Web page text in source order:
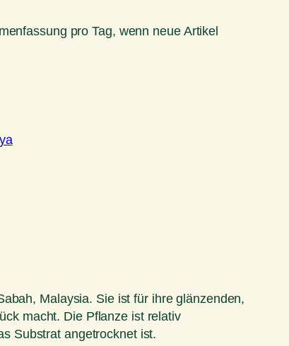
pro Tag, wenn neue Artikel
Malaysia. Sie ist für ihre glänzenden,
macht. Die Pflanze ist relativ
Substrat angetrocknet ist.